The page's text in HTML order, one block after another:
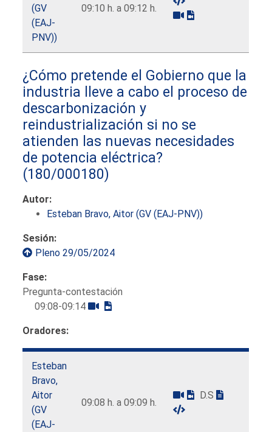
(GV
(EAJ-
PNV))
09:10 h. a 09:12 h.
¿Cómo pretende el Gobierno que la
industria lleve a cabo el proceso de
descarbonización y
reindustrialización si no se
atienden las nuevas necesidades
de potencia eléctrica?
(180/000180)
Autor:
Esteban Bravo, Aitor (GV (EAJ-PNV))
Sesión:
Pleno 29/05/2024
Fase:
Pregunta-contestación
09:08-09:14
Oradores:
Esteban
Bravo,
Aitor
(GV
(EAJ-
09:08 h. a 09:09 h.
D.S